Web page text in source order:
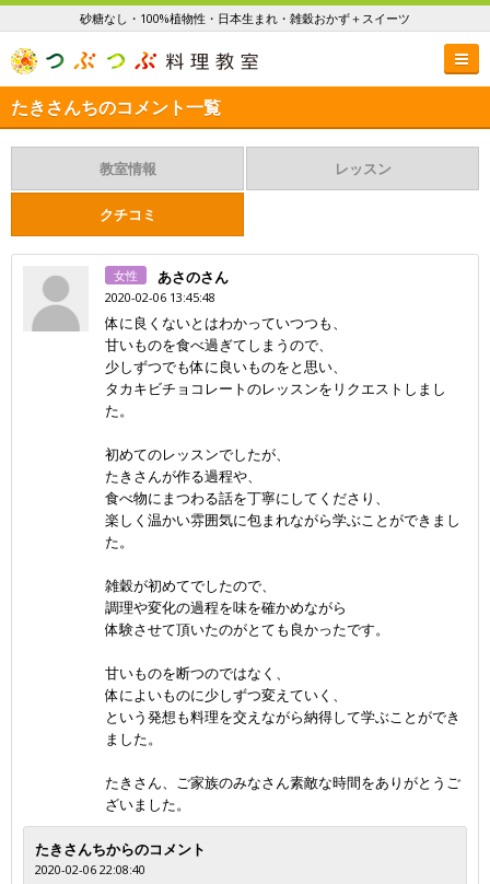
砂糖なし・100%植物性・日本生まれ・雑穀おかず＋スイーツ
たきさんちのコメント一覧
教室情報 レッスン
クチコミ
女性 あさのさん
2020-02-06 13:45:48
体に良くないとはわかっていつつも、
甘いものを食べ過ぎてしまうので、
少しずつでも体に良いものをと思い、
タカキビチョコレートのレッスンをリクエストしまし
た。
初めてのレッスンでしたが、
たきさんが作る過程や、
食べ物にまつわる話を丁寧にしてくださり、
楽しく温かい雰囲気に包まれながら学ぶことができまし
た。
雑穀が初めてでしたので、
調理や変化の過程を味を確かめながら
体験させて頂いたのがとても良かったです。
甘いものを断つのではなく、
体によいものに少しずつ変えていく、
という発想も料理を交えながら納得して学ぶことができ
ました。
たきさん、ご家族のみなさん素敵な時間をありがとうご
ざいました。
たきさんちからのコメント
2020-02-06 22:08:40